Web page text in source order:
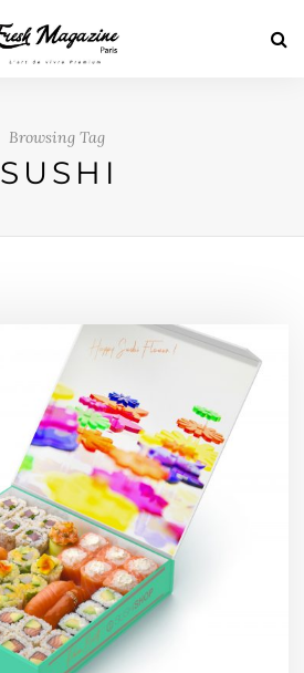
Browsing Tag
SUSHI